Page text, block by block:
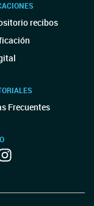
recibos
Frecuentes